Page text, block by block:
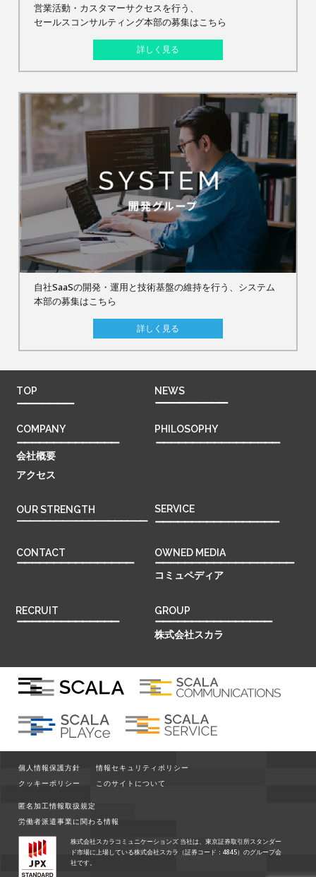
営業活動・カスタマーサクセスを行う、
セールスコンサルティング本部の募集はこちら
詳しく見る
自社SaaSの開発・運用と技術基盤の維持を行う、システム
本部の募集はこちら
詳しく見る
NEWS
ーーーーーーーーー
COMPANY
TOP
ーーーーーーーーーーーーーー
OUR STRENGTH
ーーーーーーーーーーーーーーーーーーー
ーーーーーーーーーーーーーー ーーーーーーーーーーーーーーーー
会社概要
株式会社スカラ
OWNED MEDIA
RECRUIT GROUP
PHILOSOPHY
ーーーーーーーーーーーーーーーーー
ーーーーーーーーーーーーーーーーーーーー
コミュペディア
アクセス
ーーーーーーー
SERVICE
ーーーーーーーーーーーーーーーーー
CONTACT
ーーーーーーーーーーーーーーーー
個人情報保護方針
クッキーポリシー
情報セキュリティポリシー
このサイトについて
匿名加工情報取扱規定
労働者派遣事業に関わる情報
株式会社スカラコミュニケーションズ 当社は、東京証券取引所スタンダー
ド市場に上場している株式会社スカラ（証券コード：4845）のグループ会
社です。